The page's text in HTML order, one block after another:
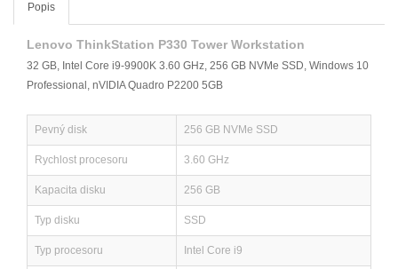
Popis
Lenovo ThinkStation P330 Tower Workstation
32 GB, Intel Core i9-9900K 3.60 GHz, 256 GB NVMe SSD, Windows 10
Professional, nVIDIA Quadro P2200 5GB
Pevný disk 256 GB NVMe SSD
Rychlost procesoru 3.60 GHz
Kapacita disku 256 GB
Typ disku SSD
Typ procesoru Intel Core i9